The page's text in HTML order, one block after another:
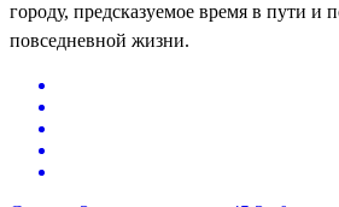
городу, предсказуемое время в пути и
повседневной жизни.